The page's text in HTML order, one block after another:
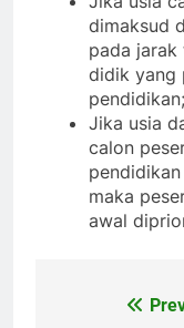
dimaksud
pada
didik yang
pendidikan;
Jika usia
calon
maka
awal
Navigasi